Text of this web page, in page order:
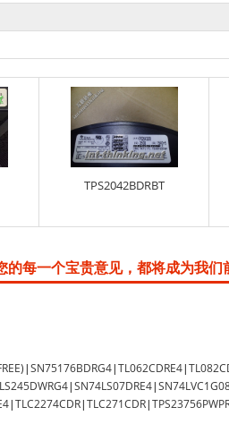
TPS2042BDRBT
每一个宝贵意见，都将成为我
|SN75176BDRG4|TL062CDRE4|
|SN74LS07DRE4|
|TLC2274CDR|TLC271CDR|